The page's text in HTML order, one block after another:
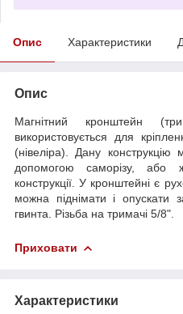
Опис Характеристики
Опис
Магнітний кронштейн
використовується для
(нівеліра). Дану
допомогою саморізу, або
конструкції. У кронштейні є
можна піднімати і опускати
гвинта. Різьба на тримачі 5/8".
Приховати
Характеристики